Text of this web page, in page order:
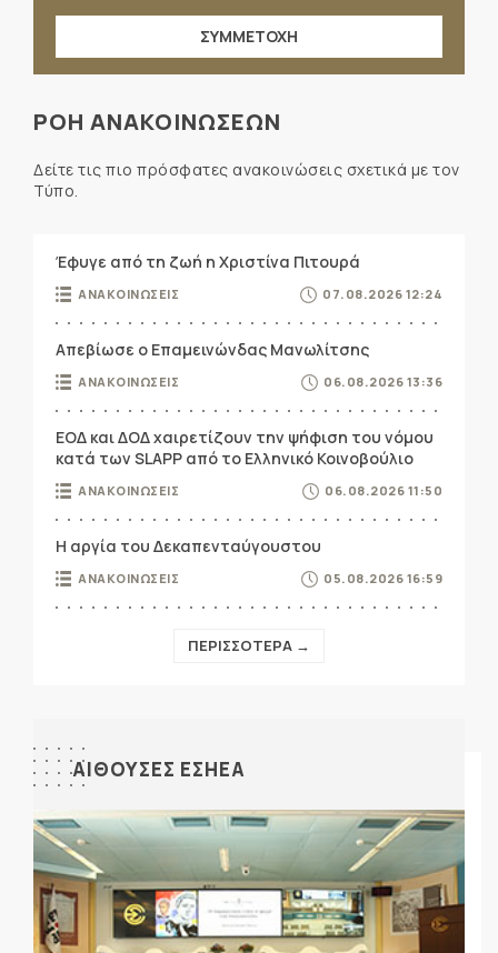
ΣΥΜΜΕΤΟΧΗ
ΡΟΗ ΑΝΑΚΟΙΝΩΣΕΩΝ
Δείτε τις πιο πρόσφατες ανακοινώσεις σχετικά με τον
Τύπο.
Έφυγε από τη ζωή η Χριστίνα Πιτουρά
ΑΝΑΚΟΙΝΩΣΕΙΣ 07.08.2026 12:24
Απεβίωσε ο Επαμεινώνδας Μανωλίτσης
ΑΝΑΚΟΙΝΩΣΕΙΣ 06.08.2026 13:36
ΕΟΔ και ΔΟΔ χαιρετίζουν την ψήφιση του νόμου
κατά των SLAPP από το Ελληνικό Κοινοβούλιο
ΑΝΑΚΟΙΝΩΣΕΙΣ 06.08.2026 11:50
Η αργία του Δεκαπενταύγουστου
ΑΝΑΚΟΙΝΩΣΕΙΣ 05.08.2026 16:59
ΠΕΡΙΣΣΟΤΕΡΑ →
ΑΙΘΟΥΣΕΣ ΕΣΗΕΑ